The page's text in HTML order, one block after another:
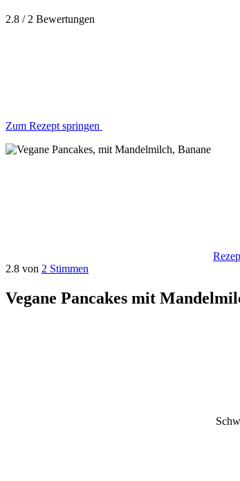
2.8 / 2 Bewertungen
Zum Rezept springen
2.8 von 2 Stimmen
Vegane Pancakes mit